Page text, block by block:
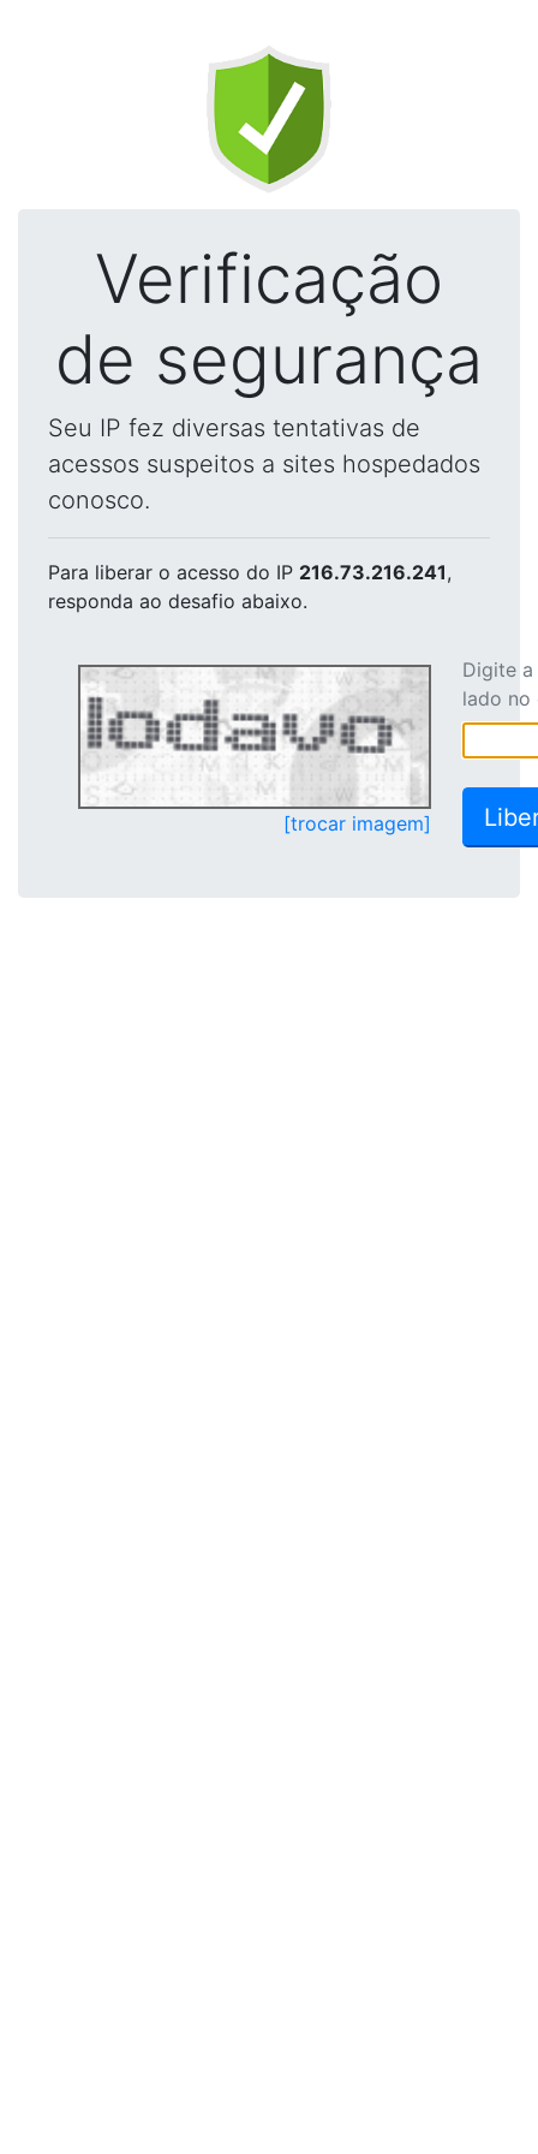
Verificação
de segurança
Seu IP fez diversas tentativas de
acessos suspeitos a sites hospedados
conosco.
Para liberar o acesso do IP 216.73.216.241,
responda ao desafio abaixo.
[trocar imagem]
Digite
lado no